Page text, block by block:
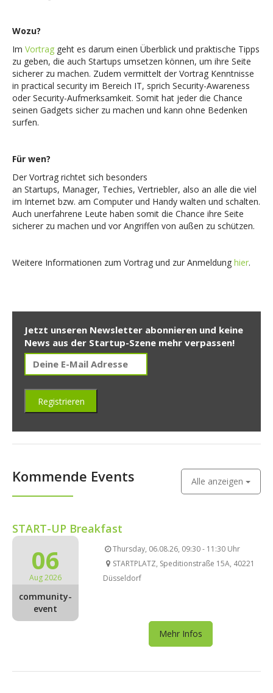
Wozu?
Im Vortrag geht es darum einen Überblick und praktische Tipps
zu geben, die auch Startups umsetzen können, um ihre Seite
sicherer zu machen. Zudem vermittelt der Vortrag Kenntnisse
in practical security im Bereich IT, sprich Security-Awareness
oder Security-Aufmerksamkeit. Somit hat jeder die Chance
seinen Gadgets sicher zu machen und kann ohne Bedenken
surfen.
Für wen?
Der Vortrag richtet sich besonders
an Startups, Manager, Techies, Vertriebler, also an alle die viel
im Internet bzw. am Computer und Handy walten und schalten.
Auch unerfahrene Leute haben somit die Chance ihre Seite
sicherer zu machen und vor Angriffen von außen zu schützen.
Weitere Informationen zum Vortrag und zur Anmeldung hier.
Jetzt unseren Newsletter abonnieren und keine
News aus der Startup-Szene mehr verpassen!
Kommende Events Alle anzeigen
START-UP Breakfast
06
Aug 2026
community-
event
Thursday, 06.08.26, 09:30 - 11:30 Uhr
STARTPLATZ, Speditionstraße 15A, 40221
Düsseldorf
Mehr Infos